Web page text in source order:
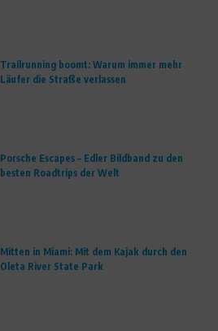
Trailrunning boomt: Warum immer mehr
Läufer die Straße verlassen
Porsche Escapes – Edler Bildband zu den
besten Roadtrips der Welt
Mitten in Miami: Mit dem Kajak durch den
Oleta River State Park